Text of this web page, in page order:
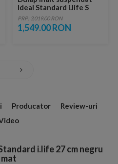
Ideal Standard i.life S
40x160 cm bej nisipiu
mat 2 usi
PRP: 3,019.00 RON
1,549.00 RON
Producator
Review-uri
i.life 27 cm negru
mat